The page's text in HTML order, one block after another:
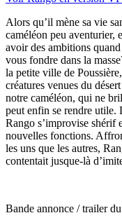
Alors qu’il mène sa vie
caméléon peu aventurier,
avoir des ambitions
vous fondre dans la
la petite ville de
créatures venues du
notre caméléon, qui ne
peut enfin se rendre utile.
Rango s’improvise shérif
nouvelles fonctions.
les uns que les autres,
contentait jusque‐là
Bande annonce / trailer